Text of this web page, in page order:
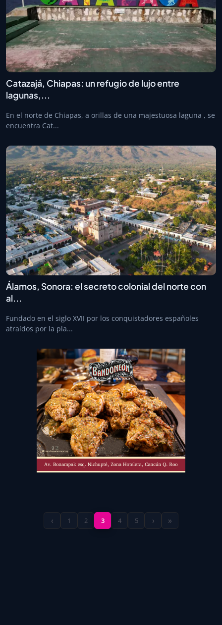
Catazajá, Chiapas: un refugio de lujo entre
lagunas,...
En el norte de Chiapas, a orillas de una majestuosa laguna , se
encuentra Cat...
Álamos, Sonora: el secreto colonial del norte con
al...
Fundado en el siglo XVII por los conquistadores españoles
atraídos por la pla...
‹ 1 2 3 4 5 › »